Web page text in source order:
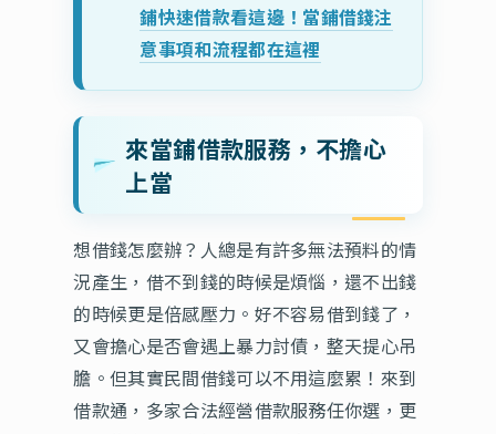
鋪快速借款看這邊！當鋪借錢注
意事項和流程都在這裡
來當鋪借款服務，不擔心
上當
想借錢怎麼辦？人總是有許多無法預料的情
況產生，借不到錢的時候是煩惱，還不出錢
的時候更是倍感壓力。好不容易借到錢了，
又會擔心是否會遇上暴力討債，整天提心吊
膽。但其實民間借錢可以不用這麼累！來到
借款通，多家合法經營借款服務任你選，更